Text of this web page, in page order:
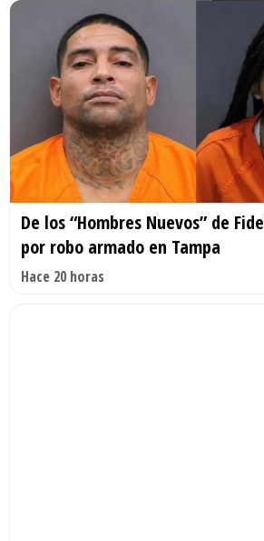
De los “Hombres Nuevos” de
por robo armado en Tampa
Hace 20 horas